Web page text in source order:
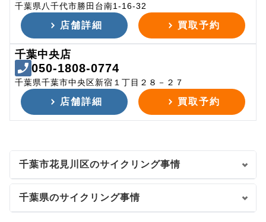
千葉県八千代市勝田台南1-16-32
店舗詳細 買取予約
千葉中央店
050-1808-0774
千葉県千葉市中央区新宿１丁目２８－２７
店舗詳細 買取予約
千葉市花見川区のサイクリング事情
千葉県のサイクリング事情